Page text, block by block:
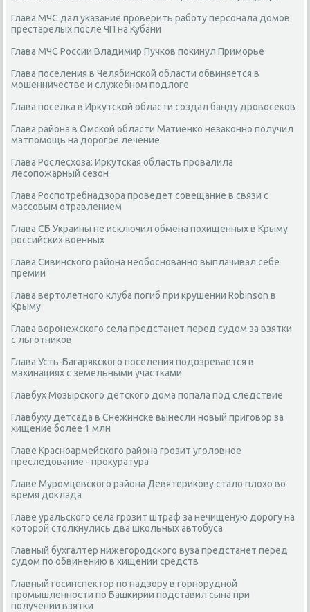
Глава МЧС дал указание проверить работу персонала домов
престарелых после ЧП на Кубани
Глава МЧС России Владимир Пучков покинул Приморье
Глава поселения в Челябинской области обвиняется в
мошенничестве и служебном подлоге
Глава поселка в Иркутской области создал банду дровосеков
Глава района в Омской области Матиенко незаконно получил
матпомощь на дорогое лечение
Глава Рослесхоза: Иркутская область провалила
лесопожарный сезон
Глава Роспотребнадзора проведет совещание в связи с
массовым отравлением
Глава СБ Украины не исключил обмена похищенных в Крыму
российских военных
Глава Сивинского района необоснованно выплачивал себе
премии
Глава вертолетного клуба погиб при крушении Robinson в
Крыму
Глава воронежского села предстанет перед судом за взятки
с льготников
Глава Усть-Багарякского поселения подозревается в
махинациях с земельными участками
Главбух Мозырского детского дома попала под следствие
Главбуху детсада в Снежинске вынесли новый приговор за
хищение более 1 млн
Главе Красноармейского района грозит уголовное
преследование - прокуратура
Главе Муромцевского района Девятерикову стало плохо во
время доклада
Главе уральского села грозит штраф за нечищеную дорогу на
которой столкнулись два школьных автобуса
Главный бухгалтер нижегородского вуза предстанет перед
судом по обвинению в хищении средств
Главный госинспектор по надзору в горнорудной
промышленности по Башкирии подставил сына при
получении взятки